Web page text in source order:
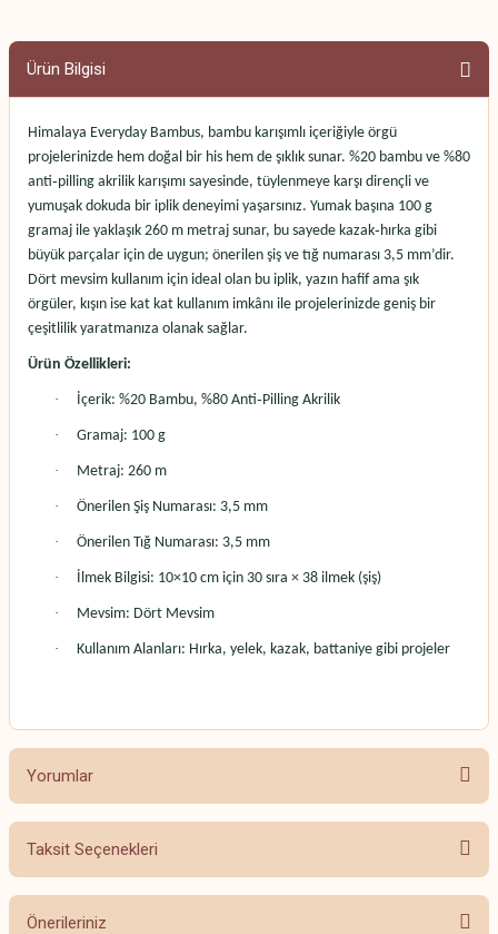
Ürün Bilgisi
Himalaya Everyday Bambus, bambu karışımlı içeriğiyle örgü
projelerinizde hem doğal bir his hem de şıklık sunar. %20 bambu ve %80
anti‑pilling akrilik karışımı sayesinde, tüylenmeye karşı dirençli ve
yumuşak dokuda bir iplik deneyimi yaşarsınız. Yumak başına 100 g
gramaj ile yaklaşık 260 m metraj sunar, bu sayede kazak‑hırka gibi
büyük parçalar için de uygun; önerilen şiş ve tığ numarası 3,5 mm’dir.
Dört mevsim kullanım için ideal olan bu iplik, yazın hafif ama şık
örgüler, kışın ise kat kat kullanım imkânı ile projelerinizde geniş bir
çeşitlilik yaratmanıza olanak sağlar.
Ürün Özellikleri:
· İçerik: %20 Bambu, %80 Anti‑Pilling Akrilik
· Gramaj: 100 g
· Metraj: 260 m
· Önerilen Şiş Numarası: 3,5 mm
· Önerilen Tığ Numarası: 3,5 mm
· İlmek Bilgisi: 10×10 cm için 30 sıra × 38 ilmek (şiş)
· Mevsim: Dört Mevsim
· Kullanım Alanları: Hırka, yelek, kazak, battaniye gibi projeler
Yorumlar
Taksit Seçenekleri
Önerileriniz